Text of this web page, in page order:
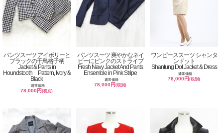
パンツスーツ アイボリーと
ブラックの千鳥格子柄
Jacket & Pants in
Houndstooth Pattern, Ivory &
Black
通常価格
78,000円(税別)
パンツスーツ 爽やかなネイ
ビーにピンクのストライプ
Fresh Navy Jacket And Pants
Ensemble in Pink Stripe
通常価格
78,000円(税別)
ワンピーススーツ シャンタ
ンドット
Shantung Dot Jacket & Dress
通常価格
78,000円(税別)